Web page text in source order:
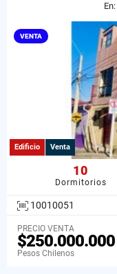
VENTA
Edificio Venta
10
Dormitorios
10010051
PRECIO VENTA
$250.000.000
Pesos Chilenos